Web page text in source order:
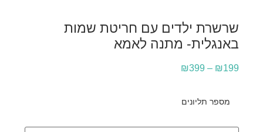
שרשרת ילדים עם חריטת שמות
באנגלית- מתנה לאמא
₪199
–
₪399
מספר תליונים